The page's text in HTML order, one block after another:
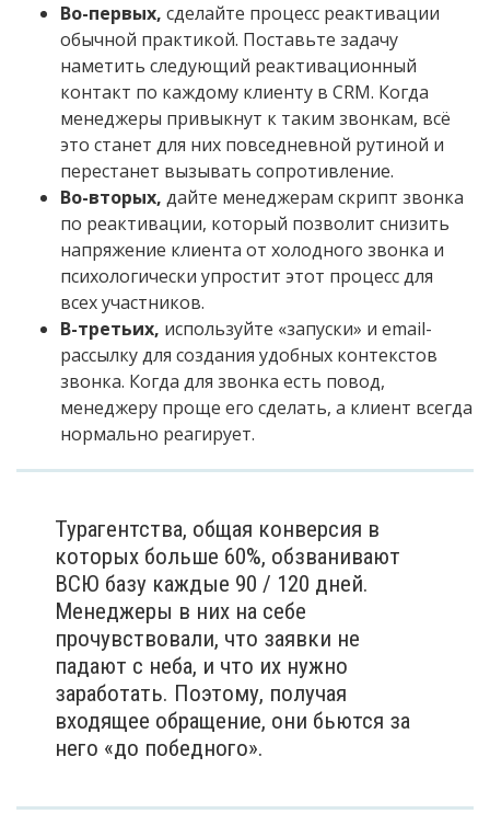
Во-первых, сделайте процесс реактивации
обычной практикой. Поставьте задачу
наметить следующий реактивационный
контакт по каждому клиенту в CRM. Когда
менеджеры привыкнут к таким звонкам, всё
это станет для них повседневной рутиной и
перестанет вызывать сопротивление.
Во-вторых, дайте менеджерам скрипт звонка
по реактивации, который позволит снизить
напряжение клиента от холодного звонка и
психологически упростит этот процесс для
всех участников.
В-третьих, используйте «запуски» и email-
рассылку для создания удобных контекстов
звонка. Когда для звонка есть повод,
менеджеру проще его сделать, а клиент всегда
нормально реагирует.
Турагентства, общая конверсия в
которых больше 60%, обзванивают
ВСЮ базу каждые 90 / 120 дней.
Менеджеры в них на себе
прочувствовали, что заявки не
падают с неба, и что их нужно
заработать. Поэтому, получая
входящее обращение, они бьются за
него «до победного».